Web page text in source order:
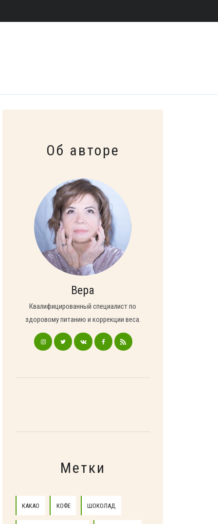
Об авторе
Вера
Квалифицированный специалист по
здоровому питанию и коррекции веса.
Метки
КАКАО КОФЕ ШОКОЛАД